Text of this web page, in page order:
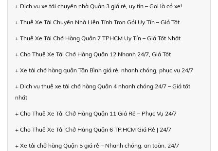
+ Dịch vụ xe tải chuyển nhà Quận 3 giá rẻ, uy tín – Gọi là có xe!
+ Thuê Xe Tải Chuyển Nhà Liên Tỉnh Trọn Gói Uy Tín – Giá Tốt
+ Thuê Xe Tải Chở Hàng Quận 7 TPHCM Uy Tín – Giá Tốt Nhất
+ Cho Thuê Xe Tải Chở Hàng Quận 12 Nhanh 24/7, Giá Tốt
+ Xe tải chở hàng quận Tân Bình giá rẻ, nhanh chóng, phục vụ 24/7
+ Dịch vụ thuê xe tải chở hàng Quận 4 nhanh chóng 24/7 – Giá tốt
nhất
+ Cho Thuê Xe Tải Chở Hàng Quận 11 Giá Rẻ – Phục Vụ 24/7
+ Cho Thuê Xe Tải Chở Hàng Quận 6 TP.HCM Giá Rẻ | 24/7
+ Xe tải chở hàng Quận 5 giá rẻ – Nhanh chóng, an toàn, 24/7